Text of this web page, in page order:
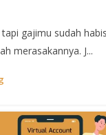
gajimu sudah
merasakannya. J...